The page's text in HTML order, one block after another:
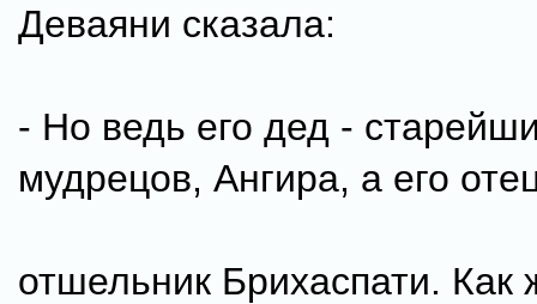
Деваяни сказала:
- Но ведь его дед -
мудрецов, Ангира, а его
отшельник Брихаспати. Как